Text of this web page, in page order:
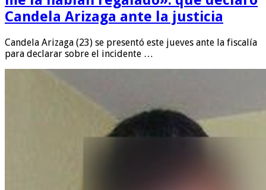
Candela Arizaga ante la justicia
Candela Arizaga (23) se presentó este jueves ante la fiscalía
para declarar sobre el incidente …